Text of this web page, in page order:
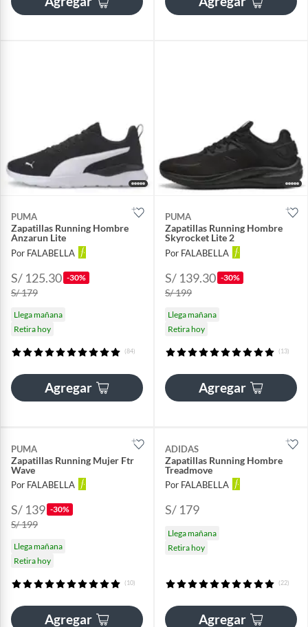
PUMA
Zapatillas Running Hombre
Anzarun Lite
Por FALABELLA
S/ 125.30 -30%
S/ 179
Llega mañana
Retira hoy
(84)
Agregar
PUMA
Zapatillas Running Hombre
Skyrocket Lite 2
Por FALABELLA
S/ 139.30 -30%
S/ 199
Llega mañana
Retira hoy
(13)
Agregar
PUMA
Zapatillas Running Mujer Ftr
Wave
Por FALABELLA
S/ 139 -30%
S/ 199
Llega mañana
Retira hoy
(10)
Agregar
ADIDAS
Zapatillas Running Hombre
Treadmove
Por FALABELLA
S/ 179
Llega mañana
Retira hoy
(22)
Agregar